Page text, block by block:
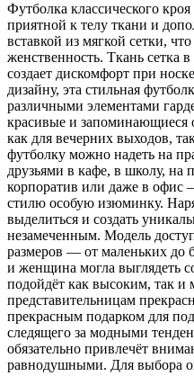
Футболка классического
приятной к телу ткани и
вставкой из мягкой сетки,
женственность. Ткань сетка
создает дискомфорт при
дизайну, эта стильная
различными элементами
красивые и запоминающиеся
как для вечерних выходов,
футболку можно надеть на
друзьями в кафе, в школу, на
корпоратив или даже в офис
стилю особую изюминку.
выделиться и создать
незамеченным. Модель
размеров — от маленьких до
и женщина могла выглядеть
подойдёт как высоким, так
представительницам
прекрасным подарком для
следящего за модными
обязательно привлечёт
равнодушными. Для выбора